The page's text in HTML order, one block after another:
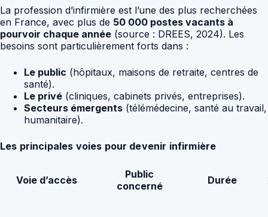
La profession d’infirmière est l’une des plus recherchées
en France, avec plus de 50 000 postes vacants à
pourvoir chaque année (source : DREES, 2024). Les
besoins sont particulièrement forts dans :
Le public (hôpitaux, maisons de retraite, centres de
santé).
Le privé (cliniques, cabinets privés, entreprises).
Secteurs émergents (télémédecine, santé au travail,
humanitaire).
Les principales voies pour devenir infirmière
Voie d’accès
Public
concerné
Durée